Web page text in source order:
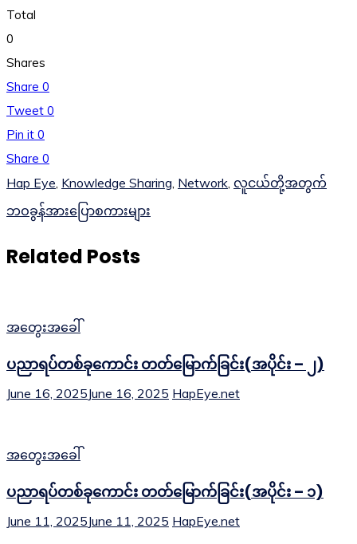
Total
0
Shares
Share 0
Tweet 0
Pin it 0
Share 0
Hap Eye Knowledge Sharing Network လူငယ်တို့အတွက်
ဘဝခွန်အားပြောစကားများ
Related Posts
အတွေးအခေါ်
ပညာရပ်တစ်ခုကောင်း တတ်မြောက်ခြင်း(အပိုင်း – ၂)
June 16, 2025June 16, 2025 HapEye.net
အတွေးအခေါ်
ပညာရပ်တစ်ခုကောင်း တတ်မြောက်ခြင်း(အပိုင်း – ၁)
June 11, 2025June 11, 2025 HapEye.net